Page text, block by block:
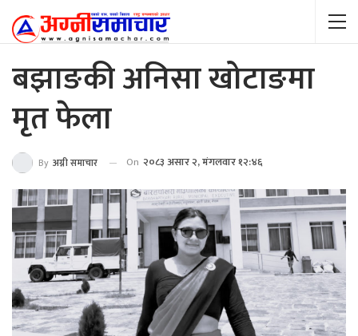
बझाङकी अनिसा खोटाङमा
मृत फेला
By अग्नी समाचार On २०८३ असार २, मंगलवार १२:४६